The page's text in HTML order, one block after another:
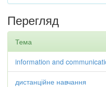
Перегляд
Тема
information and
дистанційне навчання